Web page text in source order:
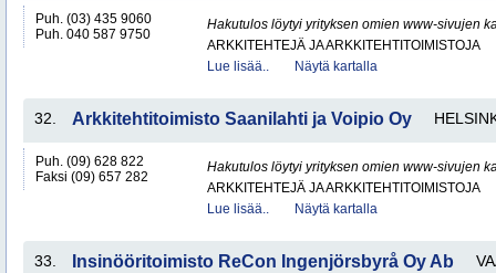
Puh. (03) 435 9060
Puh. 040 587 9750
Hakutulos löytyi yrityksen omien www-sivujen
ARKKITEHTEJÄ JA ARKKITEHTITOIMISTOJA
Lue lisää..
Näytä kartalla
32. Arkkitehtitoimisto Saanilahti ja Voipio Oy
Puh. (09) 628 822
Faksi (09) 657 282
Hakutulos löytyi yrityksen omien www-sivujen
ARKKITEHTEJÄ JA ARKKITEHTITOIMISTOJA
Lue lisää..
Näytä kartalla
33. Insinööritoimisto ReCon Ingenjörsbyrå Oy Ab